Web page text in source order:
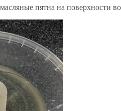
пятна на поверхности